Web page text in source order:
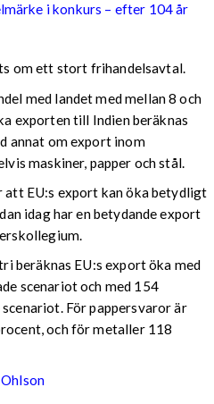
i konkurs – efter 104 år
om ett stort frihandelsavtal.
med landet med mellan 8 och
exporten till Indien beräknas
annat om export inom
maskiner, papper och stål.
att EU:s export kan öka betydligt
idag har en betydande export
beräknas EU:s export öka med
scenariot och med 154
För pappersvaror är
och för metaller 118